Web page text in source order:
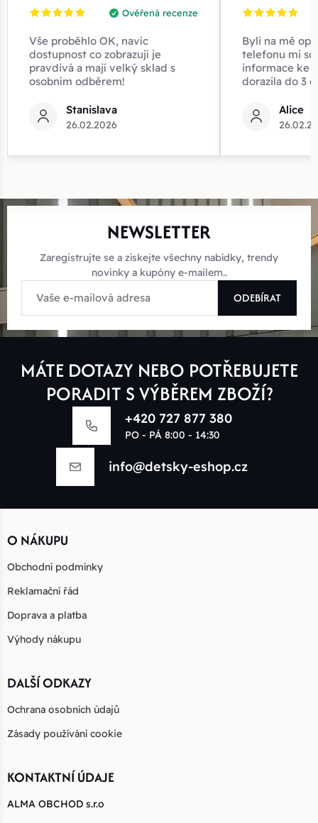
Ověřená recenze
Vše proběhlo OK, navíc
dostupnost co zobrazují je
pravdivá a mají velký sklad s
osobním odběrem!
Stanislava
26.02.2026
Byli na mě
telefonu mi
informace ke
dorazila do 3
Alice
NEWSLETTER
Zaregistrujte se a získejte všechny nabídky, trendy
novinky a kupóny e-mailem..
ODEBÍRAT
MÁTE DOTAZY NEBO POTŘEBUJETE
PORADIT S VÝBĚREM ZBOŽÍ?
+420 727 877 380
PO - PÁ 8:00 - 14:30
info@detsky-eshop.cz
O NÁKUPU
Obchodní podmínky
Reklamační řád
Doprava a platba
Výhody nákupu
DALŠÍ ODKAZY
Ochrana osobních údajů
Zásady používání cookie
KONTAKTNÍ ÚDAJE
ALMA OBCHOD s.r.o